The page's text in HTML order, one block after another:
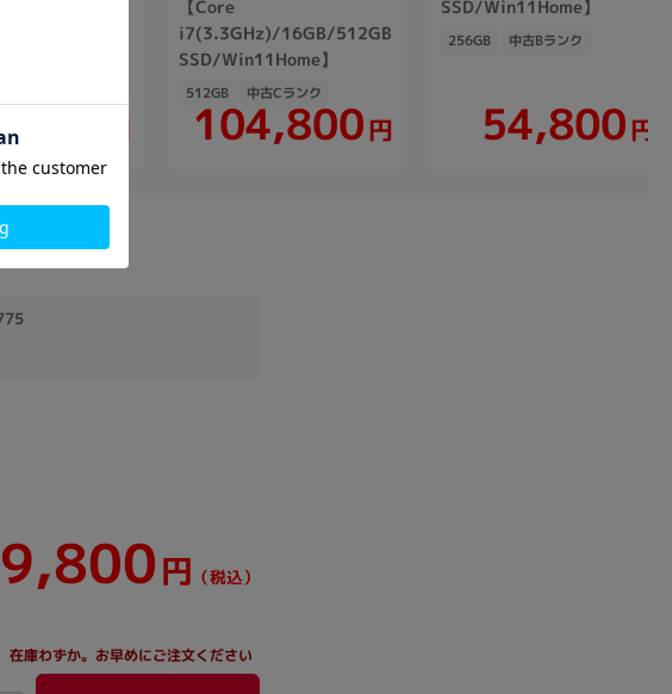
16GB/1TB
円
【Core
i7(3.3GHz)/16GB/512GB
SSD/Win11Home】
512GB 中古Cランク
104,800円
SSD/Win11Home】
256GB 中古Bランク
54,800円
1TB
円 （税込）
在庫わずか。お早めにご注文ください